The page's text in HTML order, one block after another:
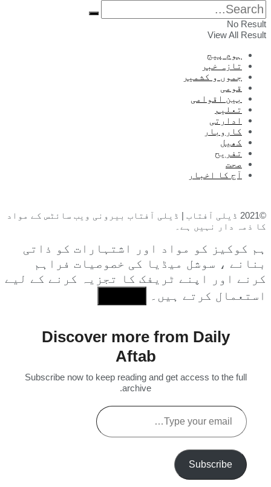
No Result
View All Result
ہوم پیج
تازہ خبر
جموں و کشمیر
قومی
بین اقوامی
تعلیم
ادارتی
کاروبار
کھیل
تفریح
صحت
آج کا اخبار
©2021 ڈیلی آفتاب | ڈیلی آفتاب بیرونی ویب سائٹس کے مواد
کا ذمہ دار نہیں ہے۔
ہم کوکیز کو مواد اور اشتہارات کو ذاتی
بنانے ، سوشل میڈیا کی خصوصیات فراہم
کرنے اور اپنے ٹریفک کا تجزیہ کرنے کے لیے
استعمال کرتے ہیں۔
Discover more from Daily
Aftab
Subscribe now to keep reading and get access to the full
archive.
Type
your
Subscribe